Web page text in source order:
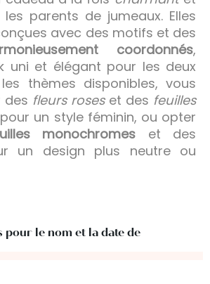
parents de jumeaux. Elles
avec des motifs et des
coordonnés,
uni et élégant pour les deux
thèmes disponibles, vous
des fleurs roseset des feuilles
un style féminin, ou opter
monochromes et des
un design plus neutre ou
pour le nom et la date de